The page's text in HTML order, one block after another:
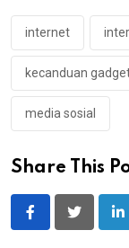
internet
kecanduan
media sosial
Share This